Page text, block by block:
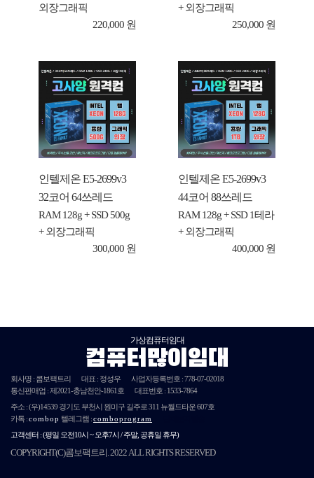
외장그래픽
220,000 원
+ 외장그래픽
250,000 원
인텔제온 E5-2699v3
32코어 64쓰레드
RAM 128g + SSD 500g
+ 외장그래픽
300,000 원
인텔제온 E5-2699v3
44코어 88쓰레드
RAM 128g + SSD 1테라
+ 외장그래픽
400,000 원
가상컴퓨터임대
컴퓨터많이임대
회사명 : 콤보팩트리 대표 : 정성우 사업자등록번호 :778-07-02018
통신판매업 : 제 2021-충남천안-1861호
대표번호 : 1533-7864
주소 :(우)14539 경기도 부천시 원미구 길주로 311 뉴월드타운 607호
카톡 :combop 텔레그램 :comboprogram
고객센터 :(평일 오전10시 ~ 오후7시 / 주말, 공휴일 휴무)
COPYRIGHT(C)콤보팩트리. 2022 ALL RIGHTS RESERVED